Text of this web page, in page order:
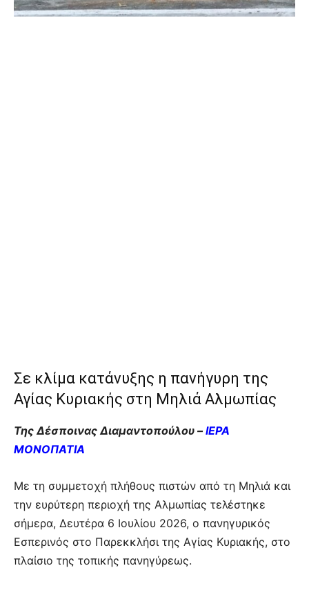
Σε κλίμα κατάνυξης η πανήγυρη της
Αγίας Κυριακής στη Μηλιά Αλμωπίας
Της Δέσποινας Διαμαντοπούλου –ΙΕΡΑ
ΜΟΝΟΠΑΤΙΑ
Με τη συμμετοχή πλήθους πιστών από τη Μηλιά και
την ευρύτερη περιοχή της Αλμωπίας τελέστηκε
σήμερα, Δευτέρα 6 Ιουλίου 2026, ο πανηγυρικός
Εσπερινός στο Παρεκκλήσι της Αγίας Κυριακής, στο
πλαίσιο της τοπικής πανηγύρεως.